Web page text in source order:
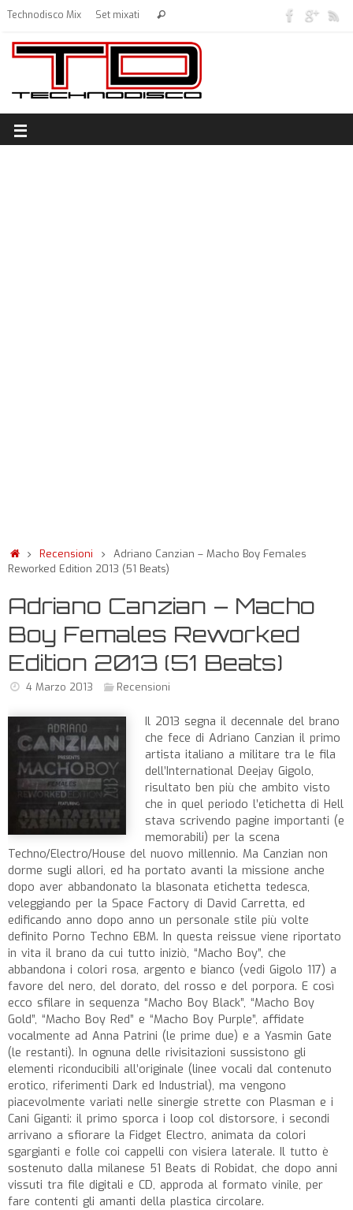
Technodisco Mix Set mixati
Recensioni
Adriano Canzian – Macho Boy Females
Reworked Edition 2013 (51 Beats)
Adriano Canzian – Macho
Boy Females Reworked
Edition 2013 (51 Beats)
4 Marzo 2013 Recensioni
Il 2013 segna il decennale del brano
che fece di Adriano Canzian il primo
artista italiano a militare tra le fila
dell’International Deejay Gigolo,
risultato ben più che ambito visto
che in quel periodo l’etichetta di Hell
stava scrivendo pagine importanti (e
memorabili) per la scena
Techno/Electro/House del nuovo millennio. Ma Canzian non
dorme sugli allori, ed ha portato avanti la missione anche
dopo aver abbandonato la blasonata etichetta tedesca,
veleggiando per la Space Factory di David Carretta, ed
edificando anno dopo anno un personale stile più volte
definito Porno Techno EBM. In questa reissue viene riportato
in vita il brano da cui tutto iniziò, “Macho Boy”, che
abbandona i colori rosa, argento e bianco (vedi Gigolo 117) a
favore del nero, del dorato, del rosso e del porpora. E così
ecco sfilare in sequenza “Macho Boy Black”, “Macho Boy
Gold”, “Macho Boy Red” e “Macho Boy Purple”, affidate
vocalmente ad Anna Patrini (le prime due) e a Yasmin Gate
(le restanti). In ognuna delle rivisitazioni sussistono gli
elementi riconducibili all’originale (linee vocali dal contenuto
erotico, riferimenti Dark ed Industrial), ma vengono
piacevolmente variati nelle sinergie strette con Plasman e i
Cani Giganti: il primo sporca i loop col distorsore, i secondi
arrivano a sfiorare la Fidget Electro, animata da colori
sgargianti e folle coi cappelli con visiera laterale. Il tutto è
sostenuto dalla milanese 51 Beats di Robidat, che dopo anni
vissuti tra file digitali e CD, approda al formato vinile, per
fare contenti gli amanti della plastica circolare.